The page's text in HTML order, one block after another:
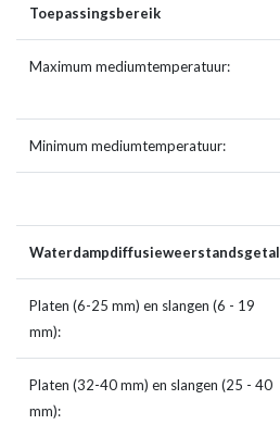
Toepassingsbereik
Maximum mediumtemperatuur:
Minimum mediumtemperatuur:
Waterdampdiffusieweerstandsgetal
Platen (6-25 mm) en slangen (6 - 19
mm):
Platen (32-40 mm) en slangen (25 - 40
mm):